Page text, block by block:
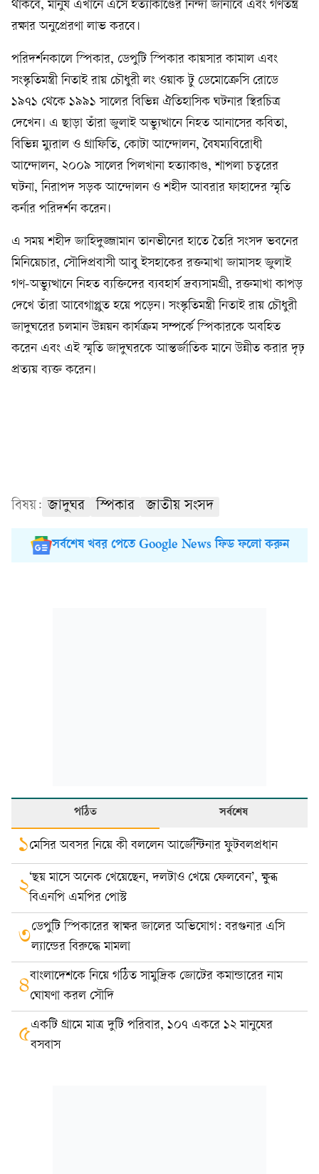
থাকবে, মানুষ এখানে এসে হত্যাকাণ্ডের নিন্দা জানাবে এবং গণতন্ত্র
রক্ষার অনুপ্রেরণা লাভ করবে।
পরিদর্শনকালে স্পিকার, ডেপুটি স্পিকার কায়সার কামাল এবং
সংস্কৃতিমন্ত্রী নিতাই রায় চৌধুরী লং ওয়াক টু ডেমোক্রেসি রোডে
১৯৭১ থেকে ১৯৯১ সালের বিভিন্ন ঐতিহাসিক ঘটনার স্থিরচিত্র
দেখেন। এ ছাড়া তাঁরা জুলাই অভ্যুত্থানে নিহত আনাসের কবিতা,
বিভিন্ন ম্যুরাল ও গ্রাফিতি, কোটা আন্দোলন, বৈষম্যবিরোধী
আন্দোলন, ২০০৯ সালের পিলখানা হত্যাকাণ্ড, শাপলা চত্বরের
ঘটনা, নিরাপদ সড়ক আন্দোলন ও শহীদ আবরার ফাহাদের স্মৃতি
কর্নার পরিদর্শন করেন।
এ সময় শহীদ জাহিদুজ্জামান তানভীনের হাতে তৈরি সংসদ ভবনের
মিনিয়েচার, সৌদিপ্রবাসী আবু ইসহাকের রক্তমাখা জামাসহ জুলাই
গণ-অভ্যুত্থানে নিহত ব্যক্তিদের ব্যবহার্য দ্রব্যসামগ্রী, রক্তমাখা কাপড়
দেখে তাঁরা আবেগাপ্লুত হয়ে পড়েন। সংস্কৃতিমন্ত্রী নিতাই রায় চৌধুরী
জাদুঘরের চলমান উন্নয়ন কার্যক্রম সম্পর্কে স্পিকারকে অবহিত
করেন এবং এই স্মৃতি জাদুঘরকে আন্তর্জাতিক মানে উন্নীত করার দৃঢ়
প্রত্যয় ব্যক্ত করেন।
বিষয়: জাদুঘর স্পিকার জাতীয় সংসদ
সর্বশেষ খবর পেতে Google News ফিড ফলো করুন
পঠিত সর্বশেষ
১মেসির অবসর নিয়ে কী বললেন আর্জেন্টিনার ফুটবলপ্রধান
২‘ছয় মাসে অনেক খেয়েছেন, দলটাও খেয়ে ফেলবেন’, ক্ষুব্ধ
বিএনপি এমপির পোস্ট
৩ডেপুটি স্পিকারের স্বাক্ষর জালের অভিযোগ: বরগুনার এসি
ল্যান্ডের বিরুদ্ধে মামলা
৪বাংলাদেশকে নিয়ে গঠিত সামুদ্রিক জোটের কমান্ডারের নাম
ঘোষণা করল সৌদি
৫একটি গ্রামে মাত্র দুটি পরিবার, ১০৭ একরে ১২ মানুষের
বসবাস